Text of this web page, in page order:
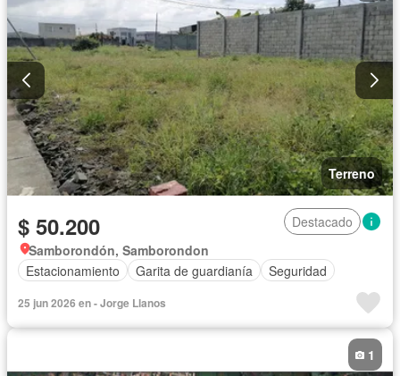
Terreno
$ 50.200
Destacado
Samborondón, Samborondon
Estacionamiento
Garita de guardianía Seguridad
25 jun 2026 en - Jorge Llanos
1